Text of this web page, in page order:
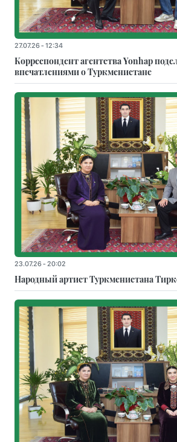
27.07.26 - 12:34
Корреспондент агентства Yonhap
впечатлениями о Туркменистане
23.07.26 - 20:02
Народный артист Туркменистана